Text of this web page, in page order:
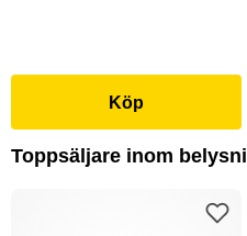
Köp
Toppsäljare inom